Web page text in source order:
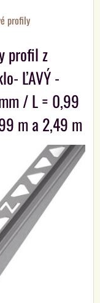
profily
profil z
ĽAVÝ -
/ L = 0,99
m a 2,49 m